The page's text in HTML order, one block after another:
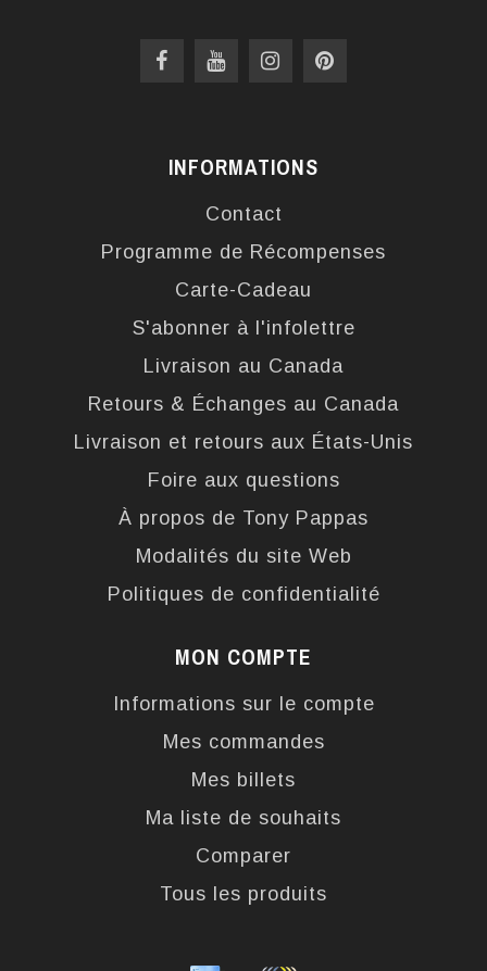
INFORMATIONS
Contact
Programme de Récompenses
Carte-Cadeau
S'abonner à l'infolettre
Livraison au Canada
Retours & Échanges au Canada
Livraison et retours aux États-Unis
Foire aux questions
À propos de Tony Pappas
Modalités du site Web
Politiques de confidentialité
MON COMPTE
Informations sur le compte
Mes commandes
Mes billets
Ma liste de souhaits
Comparer
Tous les produits